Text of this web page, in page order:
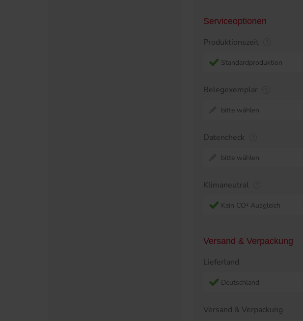
Serviceoptionen
Produktionszeit
Standardproduktion
Belegexemplar
bitte wählen
Datencheck
bitte wählen
Klimaneutral
Kein CO² Ausgleich
Versand & Verpackung
Lieferland
Deutschland
Versand & Verpackung